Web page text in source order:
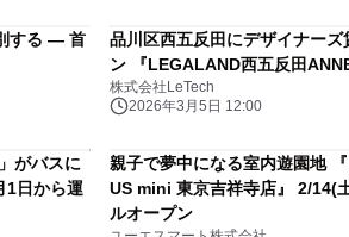
する ― 首
品川区西五反田にデザイナーズ
ン 『LEGALAND西五反田
株式会社LeTech
2026年3月5日 12:00
がバスに
1日から運
親子で夢中になる室内遊園地
US mini 東京吉祥寺店』 2/14(
ルオープン